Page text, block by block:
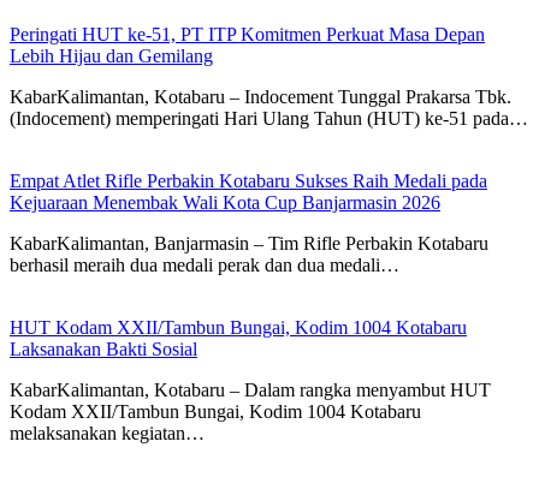
Peringati HUT ke-51, PT ITP Komitmen Perkuat Masa Depan
Lebih Hijau dan Gemilang
KabarKalimantan, Kotabaru – Indocement Tunggal Prakarsa Tbk.
(Indocement) memperingati Hari Ulang Tahun (HUT) ke-51 pada…
Empat Atlet Rifle Perbakin Kotabaru Sukses Raih Medali pada
Kejuaraan Menembak Wali Kota Cup Banjarmasin 2026
KabarKalimantan, Banjarmasin – Tim Rifle Perbakin Kotabaru
berhasil meraih dua medali perak dan dua medali…
HUT Kodam XXII/Tambun Bungai, Kodim 1004 Kotabaru
Laksanakan Bakti Sosial
KabarKalimantan, Kotabaru – Dalam rangka menyambut HUT
Kodam XXII/Tambun Bungai, Kodim 1004 Kotabaru
melaksanakan kegiatan…